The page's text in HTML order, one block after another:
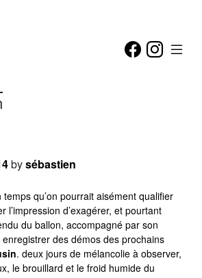
bysébastien
qu’on pourrait aisément qualifier
l’impression d’exagérer, et pourtant
du ballon, accompagné par son
des démos des prochains
. deux jours de mélancolie à observer,
le brouillard et le froid humide du